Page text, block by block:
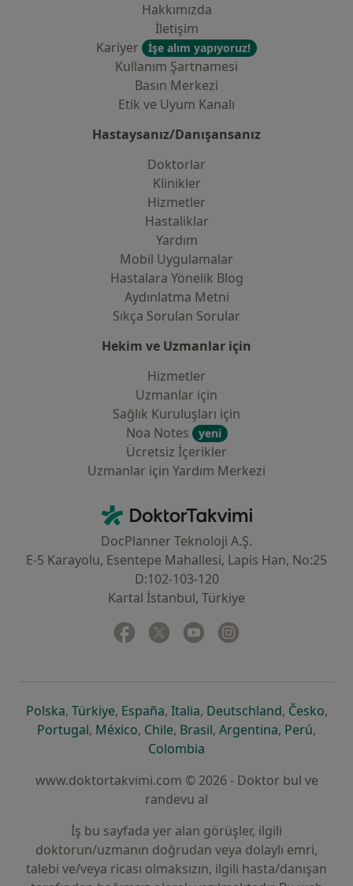
Hakkımızda
İletişim
Kariyer
İşe alım yapıyoruz!
Kullanım Şartnamesi
Basın Merkezi
Etik ve Uyum Kanalı
Hastaysanız/Danışansanız
Doktorlar
Klinikler
Hizmetler
Hastaliklar
Yardım
Mobil Uygulamalar
Hastalara Yönelik Blog
Aydınlatma Metni
Sıkça Sorulan Sorular
Hekim ve Uzmanlar için
Hizmetler
Uzmanlar için
Sağlık Kuruluşları için
Noa Notes
yeni
Ücretsiz İçerikler
Uzmanlar için Yardım Merkezi
DoktorTakvimi - Ana Sayfa
DocPlanner Teknoloji A.Ş.
E-5 Karayolu, Esentepe Mahallesi, Lapis Han, No:25
D:102-103-120
Kartal İstanbul, Türkiye
Facebook
yeni bir sekmede açılır
Twitter
yeni bir sekmede açılır
Youtube
yeni bir sekmede açılır
Polskayeni bir sekmede açılır
, Türkiyeyeni bir sekmede açılır
, Españayeni bir sekmede açılır
, Italiayeni bir sekmede açılır
, Deutschlandyeni bir
, Českoyeni
,
Portugalyeni bir sekmede açılır
, Méxicoyeni bir sekmede açılır
, Chileyeni bir sekmede açılır
, Brasilyeni bir sekmede açılır
, Argentinayeni bir
, Perúyeni
,
Colombia
www.doktortakvimi.com © 2026 - Doktor bul ve
randevu al
İş bu sayfada yer alan görüşler, ilgili
doktorun/uzmanın doğrudan veya dolaylı emri,
talebi ve/veya ricası olmaksızın, ilgili hasta/danışan